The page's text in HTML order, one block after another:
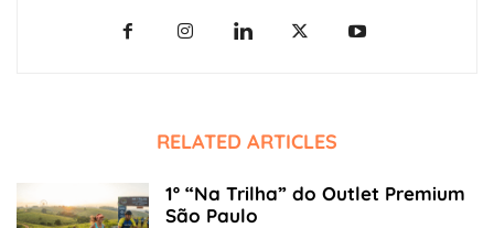
RELATED ARTICLES
1º “Na Trilha” do Outlet Premium
São Paulo